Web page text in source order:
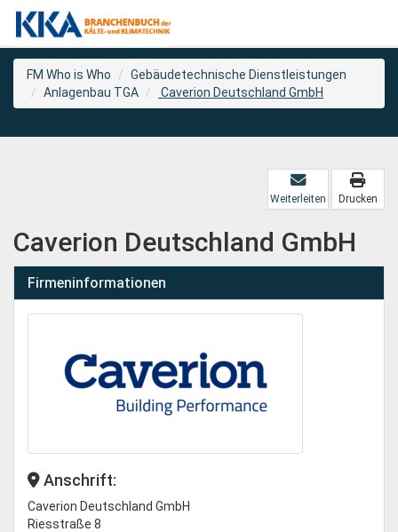
FM Who is Who
Gebäudetechnische Dienstleistungen
Anlagenbau TGA
Caverion Deutschland GmbH
Weiterleiten Drucken
Caverion Deutschland GmbH
Firmeninformationen
Anschrift:
Caverion Deutschland GmbH
Riesstraße 8